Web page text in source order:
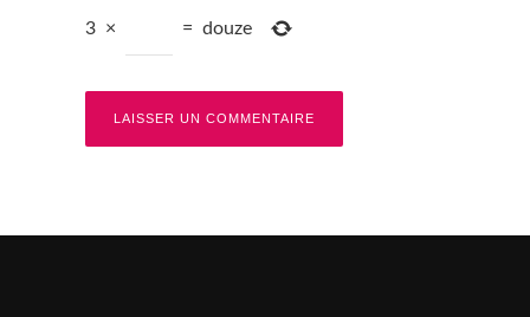
3 × = douze